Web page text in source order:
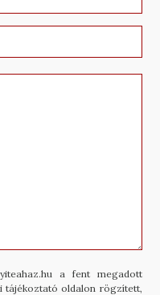
a fent megadott
tájékoztató oldalon rögzített,